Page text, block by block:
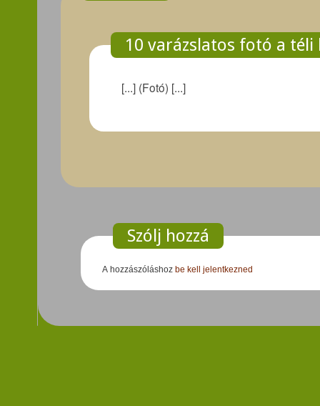
10 varázslatos fotó a
[...] (Fotó) [...]
Szólj hozzá
A hozzászóláshoz be kell jelentkezned